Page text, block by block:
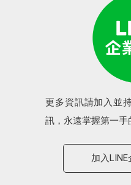
更多資訊請加入並
訊，永遠掌握第一手
加入